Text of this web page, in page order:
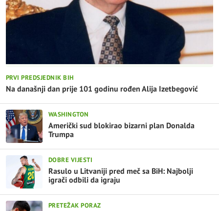
PRVI PREDSJEDNIK BIH
Na današnji dan prije 101 godinu rođen Alija Izetbegović
WASHINGTON
Američki sud blokirao bizarni plan Donalda
Trumpa
DOBRE VIJESTI
Rasulo u Litvaniji pred meč sa BiH: Najbolji
igrači odbili da igraju
PRETEŽAK PORAZ